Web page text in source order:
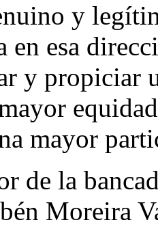
y
en esa
y propiciar
mayor
de la
Moreira